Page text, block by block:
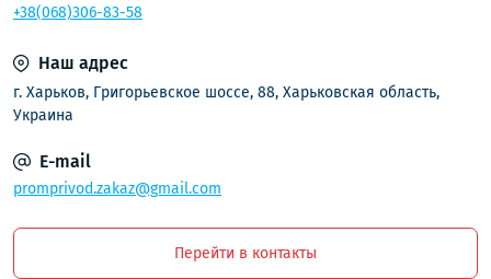
стандартам промышленности. Используя редукторы
работе оборудования.
Ключевые характеристики и
преимущества редуктора 1Ц2У-450
Редуктор типа 1Ц2У-450 отличается рядом важных
характеристик, обеспечивающих его
эффективность и долговечность:
Высокий крутящий момент:Обеспечивает
+38(068)306-83-58
Наш адрес
г. Харьков, Григорьевское шоссе, 88, Харьковская область,
Украина
E-mail
promprivod.zakaz@gmail.com
Перейти в контакты